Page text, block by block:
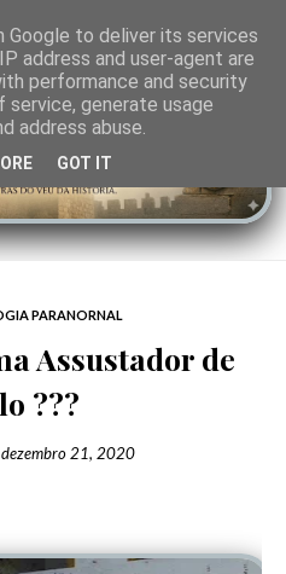
PARANORNAL
Assustador de
???
dezembro 21, 2020
Google to deliver its services
address and user-agent are
performance and security
generate usage
address abuse.
GOT IT